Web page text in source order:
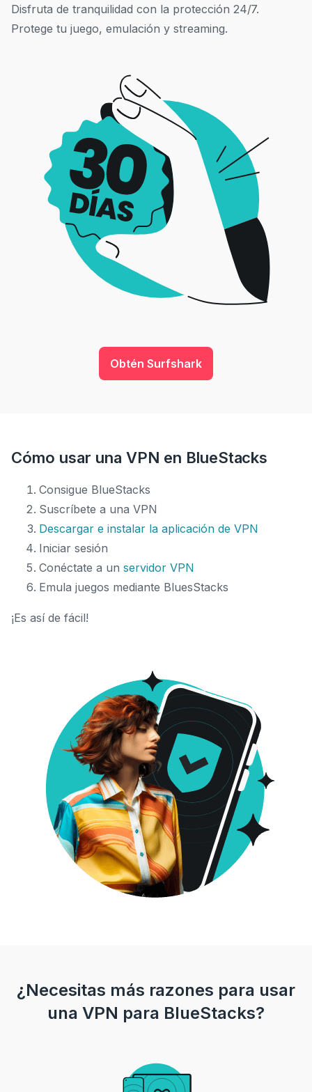
Obtén Surfshark
Disfruta de tranquilidad con la protección 24/7.
Protege tu juego, emulación y streaming.
Cómo usar una VPN en BlueStacks
Consigue BlueStacks
Suscríbete a una VPN
Descargar e instalar la aplicación de VPN
Iniciar sesión
Conéctate a un servidor VPN
Emula juegos mediante BluesStacks
¡Es así de fácil!
¿Necesitas más razones para usar
una VPN para BlueStacks?